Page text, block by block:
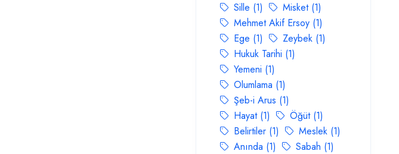
Sille (1)
Misket (1)
Mehmet Akif Ersoy (1)
Ege (1)
Zeybek (1)
Hukuk Tarihi (1)
Yemeni (1)
Olumlama (1)
Şeb-i Arus (1)
Hayat (1)
Öğüt (1)
Belirtiler (1)
Meslek (1)
Anında (1)
Sabah (1)